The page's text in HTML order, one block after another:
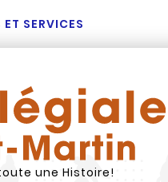
SERVICES
une Histoire!